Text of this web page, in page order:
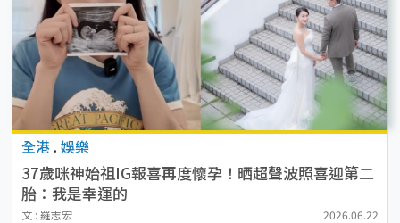
全港 . 娛樂
37歲咪神始祖IG報喜再度懷孕！晒超聲波照喜迎第二
胎：我是幸運的
文 : 羅志宏 2026.06.22